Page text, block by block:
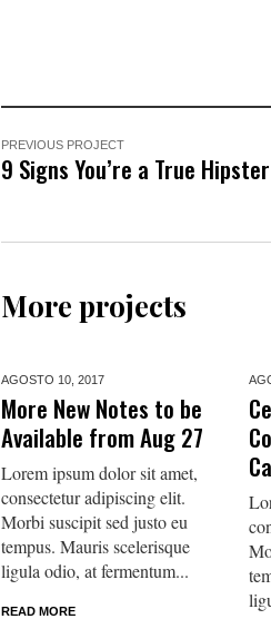
PREVIOUS PROJECT
9 Signs You’re a True
More projects
AGOSTO 10, 2017
More New Notes to be
Available from Aug 27
Lorem ipsum dolor sit amet,
consectetur adipiscing elit.
Morbi suscipit sed justo eu
tempus. Mauris scelerisque
ligula odio, at fermentum...
READ MORE